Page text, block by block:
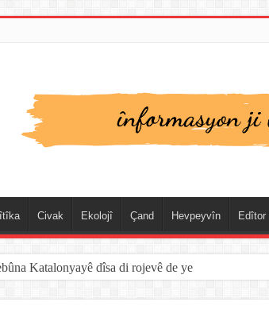
Civak Ekolojî Çand Hevpeyvîn Edîtor
Katalonyayê dîsa di rojevê de ye